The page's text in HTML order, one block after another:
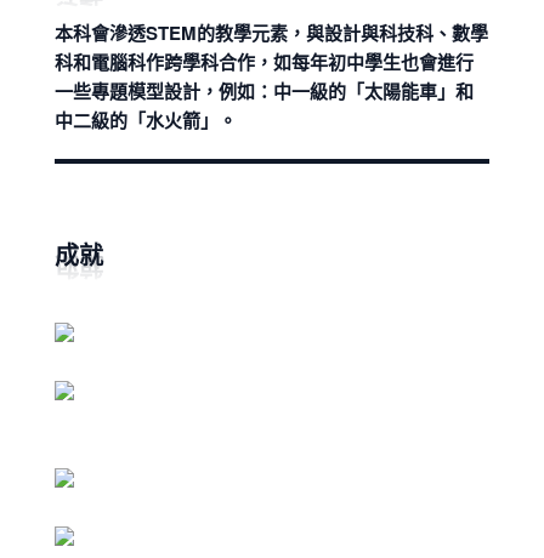
本科會滲透STEM的教學元素，與設計與科技科、數學
科和電腦科作跨學科合作，如每年初中學生也會進行
一些專題模型設計，例如：中一級的「太陽能車」和
中二級的「水火箭」。
成就